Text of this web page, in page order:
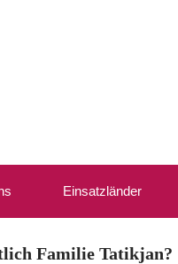
Einsatzländer
Familie Tatikjan?